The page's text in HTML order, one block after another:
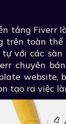
tảng Fiverr
trên toàn
với các
chuyên
website,
tạo ra việc